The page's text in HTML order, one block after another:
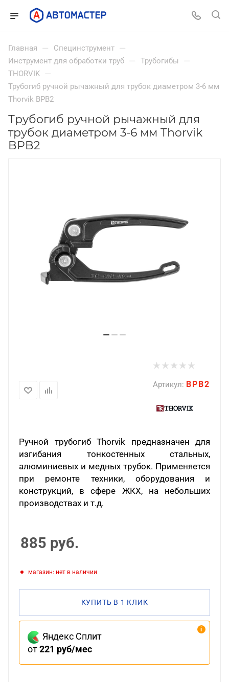
Главная — Специнструмент —
Инструмент для обработки труб — Трубогибы —
THORVIK —
Трубогиб ручной рычажный для трубок диаметром 3-6 мм
Thorvik BPB2
Трубогиб ручной рычажный для
трубок диаметром 3-6 мм Thorvik
BPB2
Артикул: BPB2
Ручной трубогиб Thorvik предназначен для
изгибания тонкостенных стальных,
алюминиевых и медных трубок. Применяется
при ремонте техники, оборудования и
конструкций, в сфере ЖКХ, на небольших
производствах и т.д.
885 руб.
Магазин: нет в наличии
КУПИТЬ В 1 КЛИК
Яндекс Сплит
от221 руб/мес